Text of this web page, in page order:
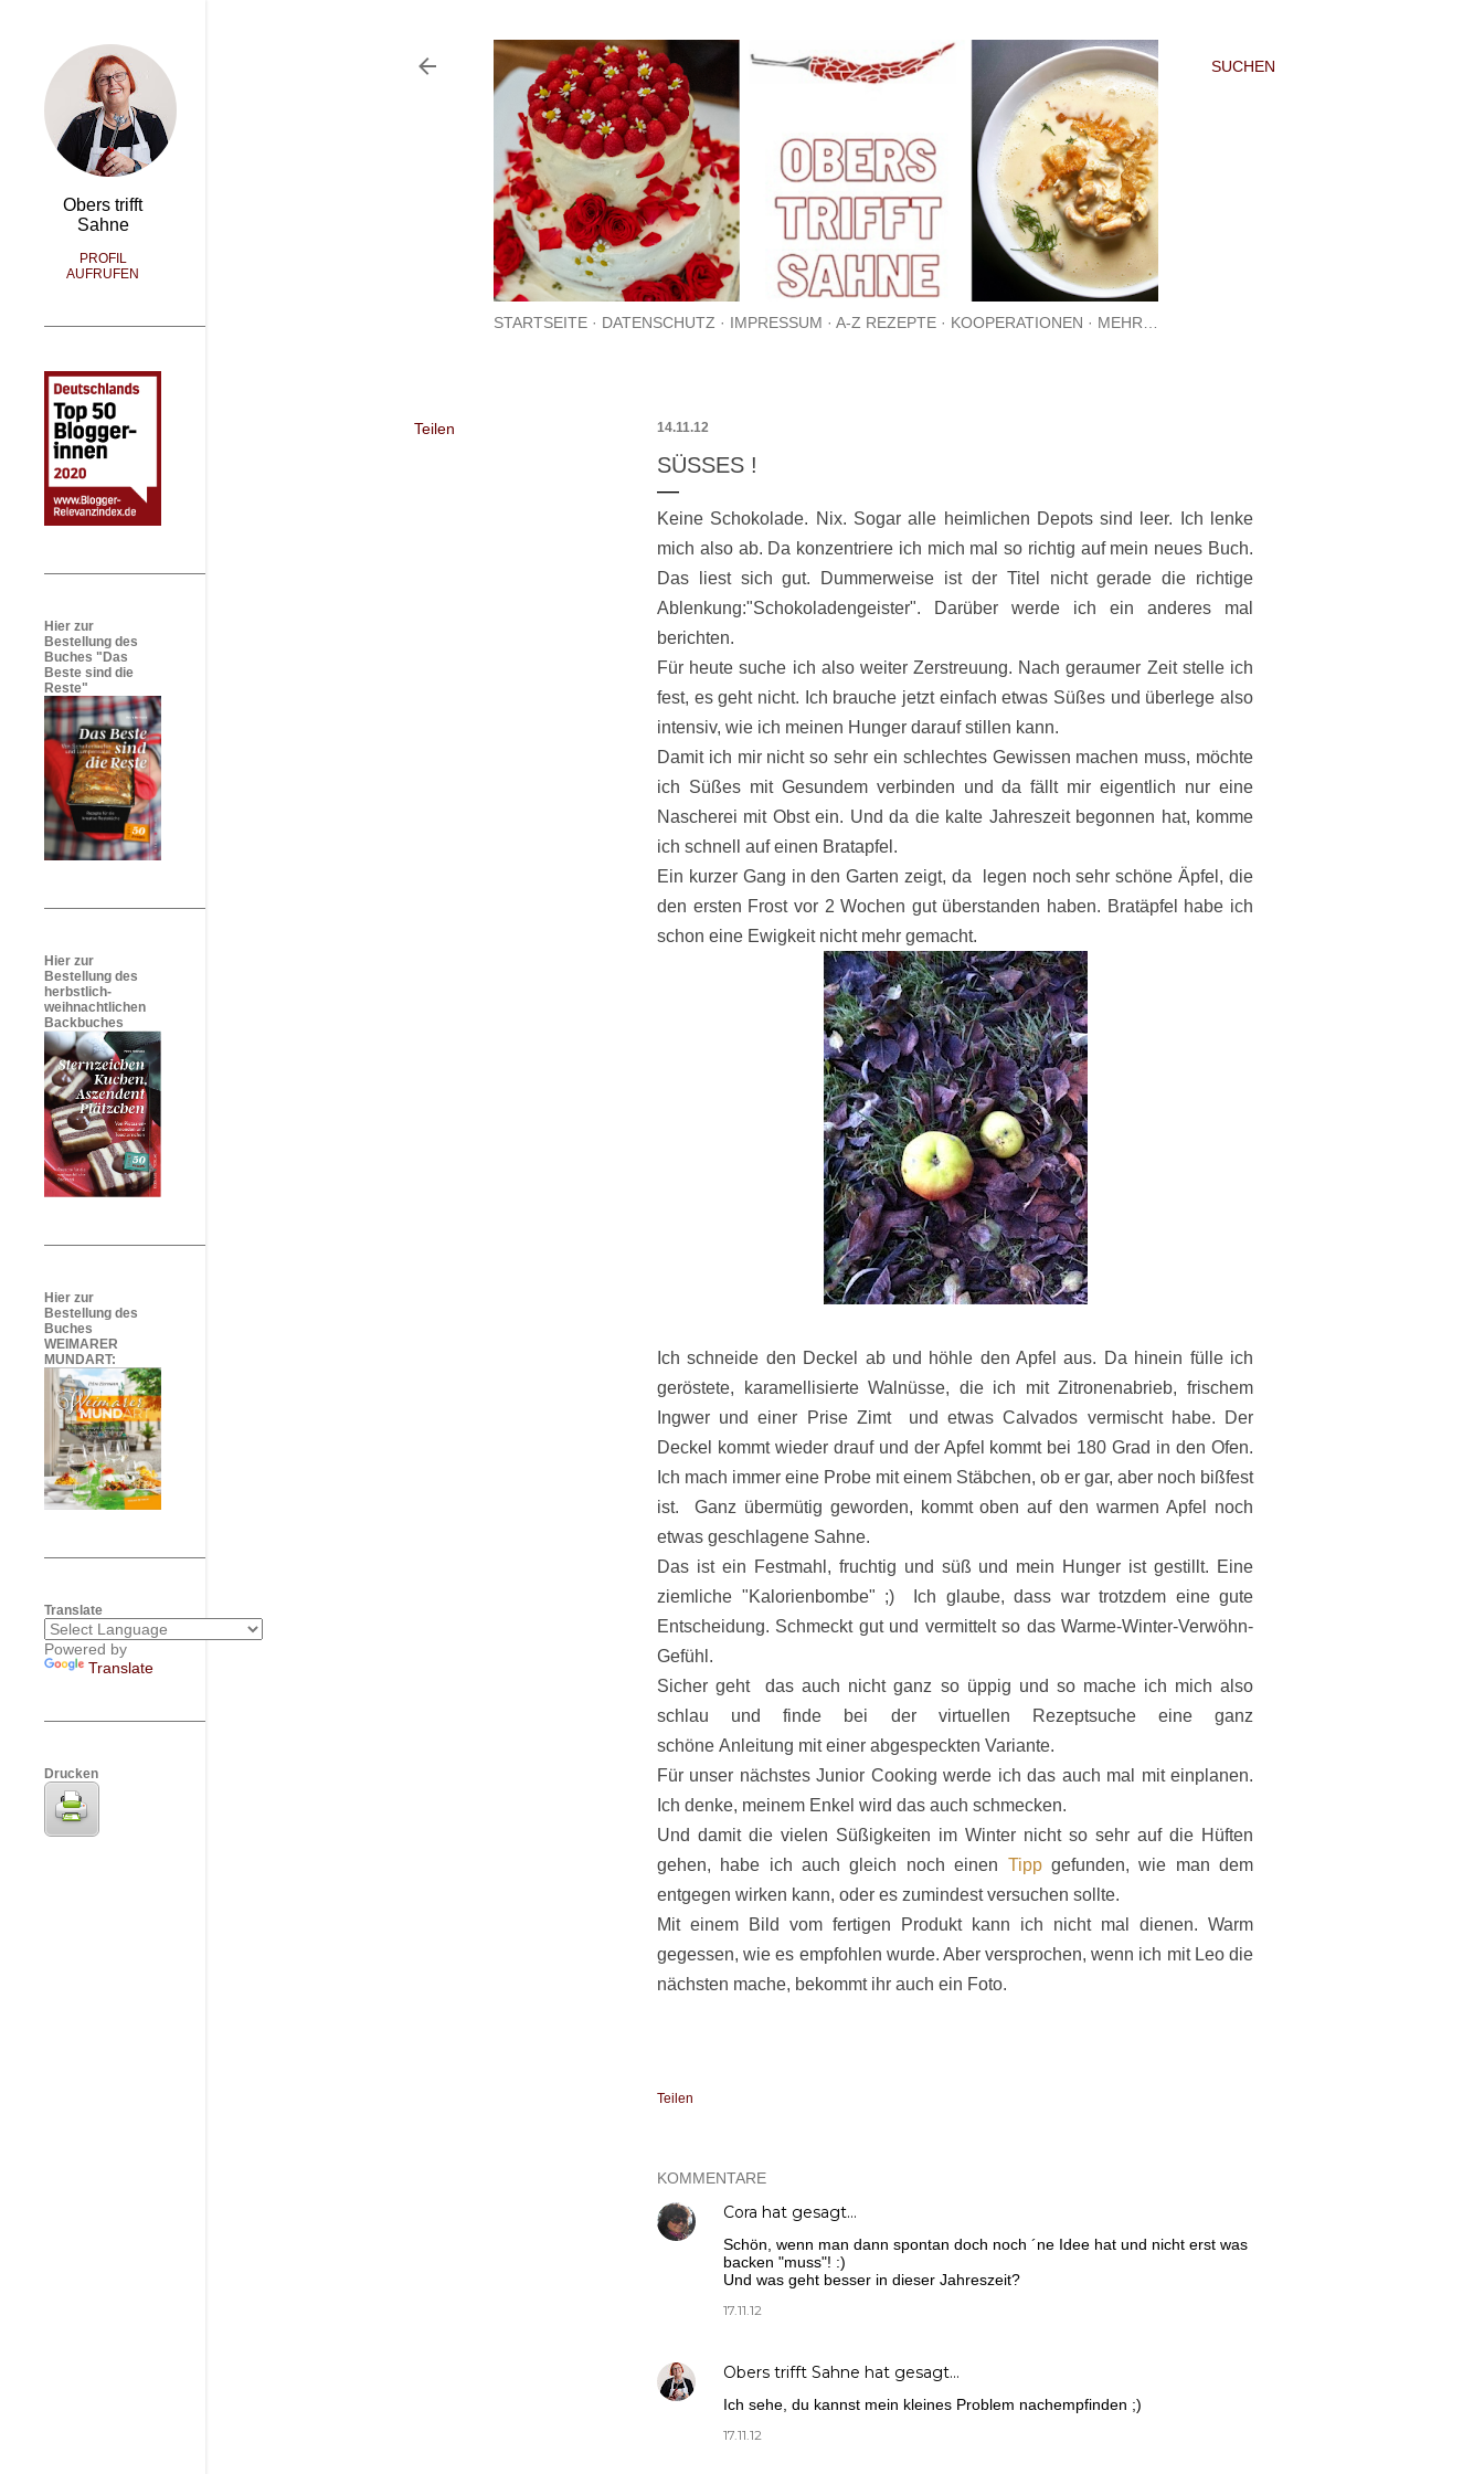
SUCHEN
STARTSEITE DATENSCHUTZ IMPRESSUM A-Z REZEPTE KOOPERATIONEN MEHR…
Teilen 14.11.12
SÜSSES !
Keine Schokolade. Nix. Sogar alle heimlichen Depots sind leer. Ich lenke
mich also ab. Da konzentriere ich mich mal so richtig auf mein neues Buch.
Das liest sich gut. Dummerweise ist der Titel nicht gerade die richtige
Ablenkung:"Schokoladengeister". Darüber werde ich ein anderes mal
berichten.
Für heute suche ich also weiter Zerstreuung. Nach geraumer Zeit stelle ich
fest, es geht nicht. Ich brauche jetzt einfach etwas Süßes und überlege also
intensiv, wie ich meinen Hunger darauf stillen kann.
Damit ich mir nicht so sehr ein schlechtes Gewissen machen muss, möchte
ich Süßes mit Gesundem verbinden und da fällt mir eigentlich nur eine
Nascherei mit Obst ein. Und da die kalte Jahreszeit begonnen hat, komme
ich schnell auf einen Bratapfel.
Ein kurzer Gang in den Garten zeigt, da legen noch sehr schöne Äpfel, die
den ersten Frost vor 2 Wochen gut überstanden haben. Bratäpfel habe ich
schon eine Ewigkeit nicht mehr gemacht.
Ich schneide den Deckel ab und höhle den Apfel aus. Da hinein fülle ich
geröstete, karamellisierte Walnüsse, die ich mit Zitronenabrieb, frischem
Ingwer und einer Prise Zimt und etwas Calvados vermischt habe. Der
Deckel kommt wieder drauf und der Apfel kommt bei 180 Grad in den Ofen.
Ich mach immer eine Probe mit einem Stäbchen, ob er gar, aber noch bißfest
ist. Ganz übermütig geworden, kommt oben auf den warmen Apfel noch
etwas geschlagene Sahne.
Das ist ein Festmahl, fruchtig und süß und mein Hunger ist gestillt. Eine
ziemliche "Kalorienbombe" ;)
Ich glaube, dass war trotzdem eine gute
Entscheidung. Schmeckt gut und vermittelt so das Warme-Winter-Verwöhn-
Gefühl.
Sicher geht das auch nicht ganz so üppig und so mache ich mich also
schlau und finde bei der virtuellen Rezeptsuche eine ganz
schöne Anleitung mit einer abgespeckten Variante.
Für unser nächstes Junior Cooking werde ich das auch mal mit einplanen.
Ich denke, meinem Enkel wird das auch schmecken.
Und damit die vielen Süßigkeiten im Winter nicht so sehr auf die Hüften
gehen, habe ich auch gleich noch einen Tippgefunden, wie man dem
entgegen wirken kann, oder es zumindest versuchen sollte.
Mit einem Bild vom fertigen Produkt kann ich nicht mal dienen. Warm
gegessen, wie es empfohlen wurde. Aber versprochen, wenn ich mit Leo die
nächsten mache, bekommt ihr auch ein Foto.
Teilen
KOMMENTARE
Cora hat gesagt…
Schön, wenn man dann spontan doch noch ´ne Idee hat und nicht erst was
backen "muss"! :)
Und was geht besser in dieser Jahreszeit?
17.11.12
Obers trifft Sahne hat gesagt…
Ich sehe, du kannst mein kleines Problem nachempfinden ;)
17.11.12
Obers trifft
Sahne
PROFIL
AUFRUFEN
Hier zur
Bestellung des
Buches "Das
Beste sind die
Reste"
Hier zur
Bestellung des
herbstlich-
weihnachtlichen
Backbuches
Hier zur
Bestellung des
Buches
WEIMARER
MUNDART:
Translate
Powered by
Translate
Drucken